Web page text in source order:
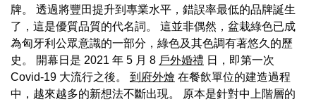
牌。 透過將豐田提升到專業水平，錯誤率最低的品牌誕生
了，這是優質品質的代名詞。 這並非偶然，盆栽綠色已成
為匈牙利公眾意識的一部分，綠色及其色調有著悠久的歷
史。 開幕日是 2021 年 5 月 8 戶外婚禮 日，即第一次
Covid-19 大流行之後。 到府外燴 在餐飲單位的建造過程
中，越來越多的新想法不斷出現。 原本是針對中上階層的